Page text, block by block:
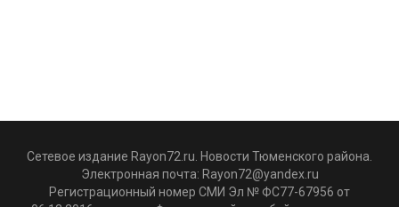
Сетевое издание Rayon72.ru. Новости Тюменского района.
Электронная почта: Rayon72@yandex.ru
Регистрационный номер СМИ Эл № ФС77-67956 от